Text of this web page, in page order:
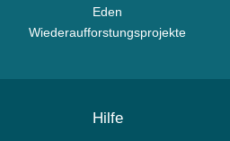
Eden
Wiederaufforstungsprojekte
Hilfe